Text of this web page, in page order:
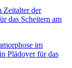
Zeitalter der
das Scheitern am
im
Plädoyer für das